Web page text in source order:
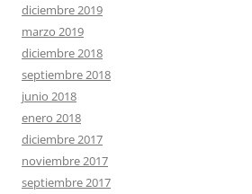
diciembre 2019
marzo 2019
diciembre 2018
septiembre 2018
junio 2018
enero 2018
diciembre 2017
noviembre 2017
septiembre 2017